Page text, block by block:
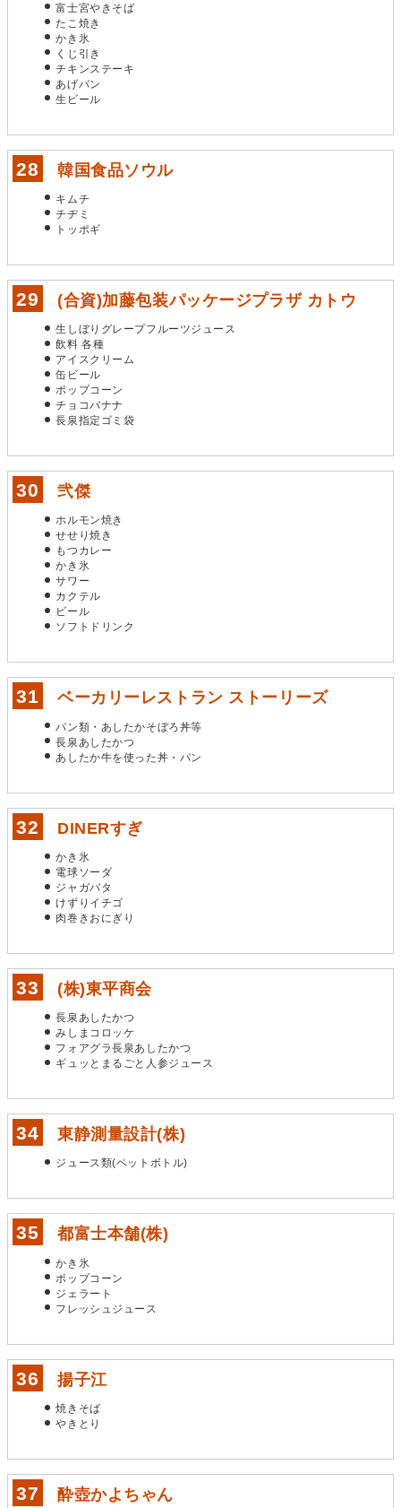
富士宮やきそば
たこ焼き
かき氷
くじ引き
チキンステーキ
あげパン
生ビール
韓国食品ソウル
キムチ
チヂミ
トッポギ
(合資)加藤包装パッケージプラザ カトウ
生しぼりグレープフルーツジュース
飲料 各種
アイスクリーム
缶ビール
ポップコーン
チョコバナナ
長泉指定ゴミ袋
弐傑
ホルモン焼き
せせり焼き
もつカレー
かき氷
サワー
カクテル
ビール
ソフトドリンク
ベーカリーレストラン ストーリーズ
パン類・あしたかそぼろ丼等
長泉あしたかつ
あしたか牛を使った丼・パン
DINERすぎ
かき氷
電球ソーダ
ジャガバタ
けずりイチゴ
肉巻きおにぎり
(株)東平商会
長泉あしたかつ
みしまコロッケ
フォアグラ長泉あしたかつ
ギュッとまるごと人参ジュース
東静測量設計(株)
ジュース類(ペットボトル)
都富士本舗(株)
かき氷
ポップコーン
ジェラート
フレッシュジュース
揚子江
焼きそば
やきとり
酔壺かよちゃん